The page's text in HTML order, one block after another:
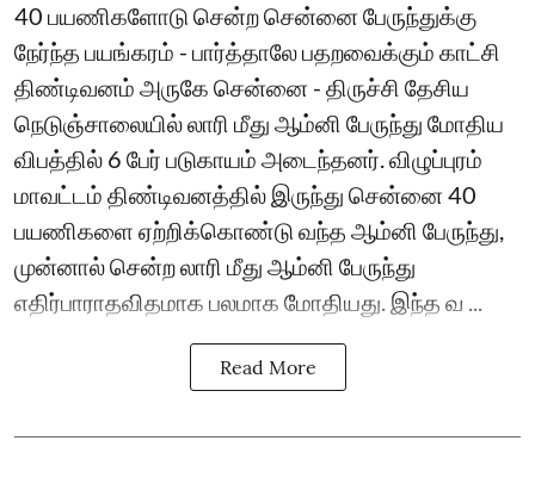
40 பயணிகளோடு சென்ற சென்னை பேருந்துக்கு
நேர்ந்த பயங்கரம் - பார்த்தாலே பதறவைக்கும் காட்சி
திண்டிவனம் அருகே சென்னை - திருச்சி தேசிய
நெடுஞ்சாலையில் லாரி மீது ஆம்னி பேருந்து மோதிய
விபத்தில் 6 பேர் படுகாயம் அடைந்தனர். விழுப்புரம்
மாவட்டம் திண்டிவனத்தில் இருந்து சென்னை 40
பயணிகளை ஏற்றிக்கொண்டு வந்த ஆம்னி பேருந்து,
முன்னால் சென்ற லாரி மீது ஆம்னி பேருந்து
எதிர்பாராதவிதமாக பலமாக மோதியது. இந்த வ ...
Read More